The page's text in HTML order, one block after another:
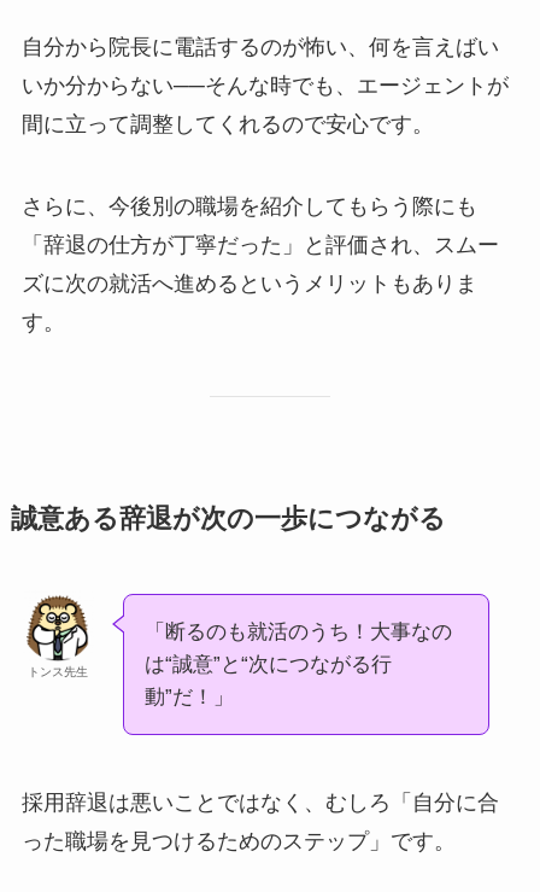
自分から院長に電話するのが怖い、何を言えばい
いか分からない──そんな時でも、エージェントが
間に立って調整してくれるので安心です。
さらに、今後別の職場を紹介してもらう際にも
「辞退の仕方が丁寧だった」と評価され、スムー
ズに次の就活へ進めるというメリットもありま
す。
誠意ある辞退が次の一歩につながる
トンス先生
「断るのも就活のうち！大事なの
は“誠意”と“次につながる行
動”だ！」
採用辞退は悪いことではなく、むしろ「自分に合
った職場を見つけるためのステップ」です。